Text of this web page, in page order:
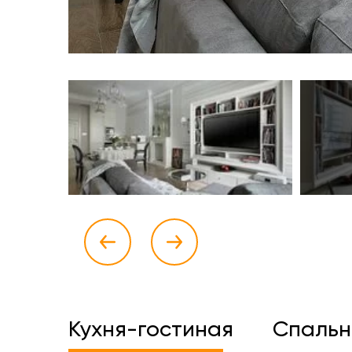
Кухня-гостиная